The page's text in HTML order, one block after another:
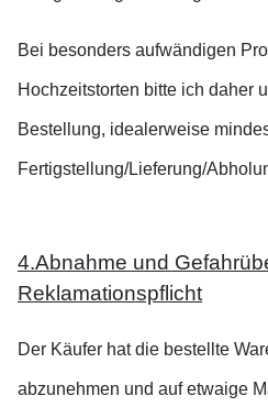
Bei besonders aufwändigen
Hochzeitstorten bitte ich daher
Bestellung, idealerweise
Fertigstellung/Lieferung/
4.Abnahme und
Reklamationspflicht
Der Käufer hat die bestellte
abzunehmen und auf etwaige